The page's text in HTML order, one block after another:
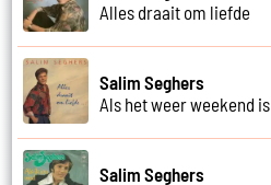
Alles draait om liefde
Salim Seghers
Als het weer weekend is
Salim Seghers